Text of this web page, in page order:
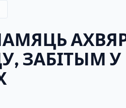
ЗАБІТЫМ У